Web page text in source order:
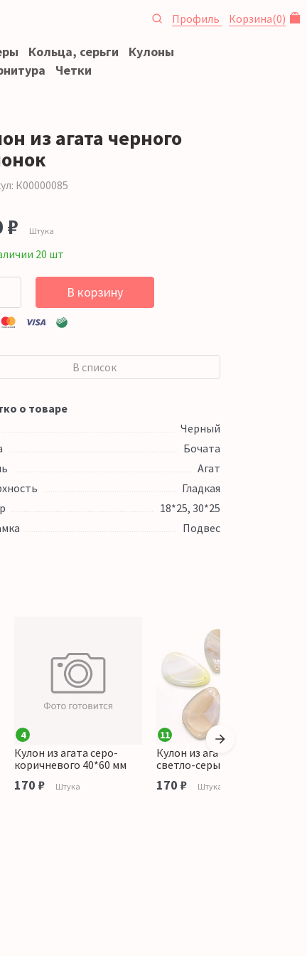
Профиль Корзина(0)
Кольца, серьги
Кулоны
Четки
из агата черного
К00000085
₽ Штука
20 шт
В корзину
В список
о товаре
Черный
Бочата
Агат
Гладкая
18*25, 30*25
Подвес
4
Кулон из агата серо-
коричневого 40*60 мм
170 ₽ Штука
11
Кулон из агата цвет
светло-серый 40*60 мм
170 ₽ Штука